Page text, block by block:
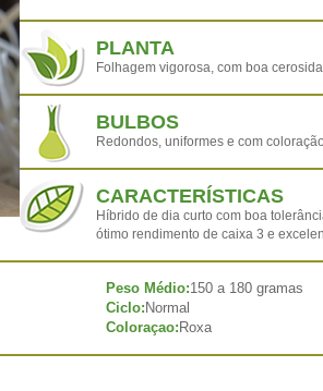
PLANTA
Folhagem vigorosa, com boa
BULBOS
Redondos, uniformes e com
CARACTERÍSTICAS
Híbrido de dia curto com boa
ótimo rendimento de caixa 3 e
Peso Médio:150 a 180 gramas
Ciclo: Normal
Coloraçao: Roxa